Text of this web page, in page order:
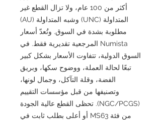
أكثر من 100 عام، ولا تزال القطع غير
المتداولة (UNC) وشبه المتداولة (AU)
مطلوبة بشدة في السوق. وتُعدّ أسعار
Numista المرجعية تقديرية فقط. في
السوق الدولية، تتفاوت الأسعار بشكل كبير
تبعًا لحالة العملة، ووضوح سكها، وبريق
الفضة، وقلة التآكل، وجمال لونها،
وتصنيفها من قبل مؤسسات التقييم
(NGC/PCGS). تحظى القطع عالية الجودة
من فئة MS63 أو أعلى بطلب ثابت في